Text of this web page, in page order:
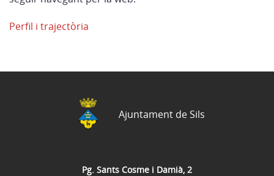
Perfil i trajectòria
Pg. Sants Cosme i Damià, 2
Ajuntament de Sils